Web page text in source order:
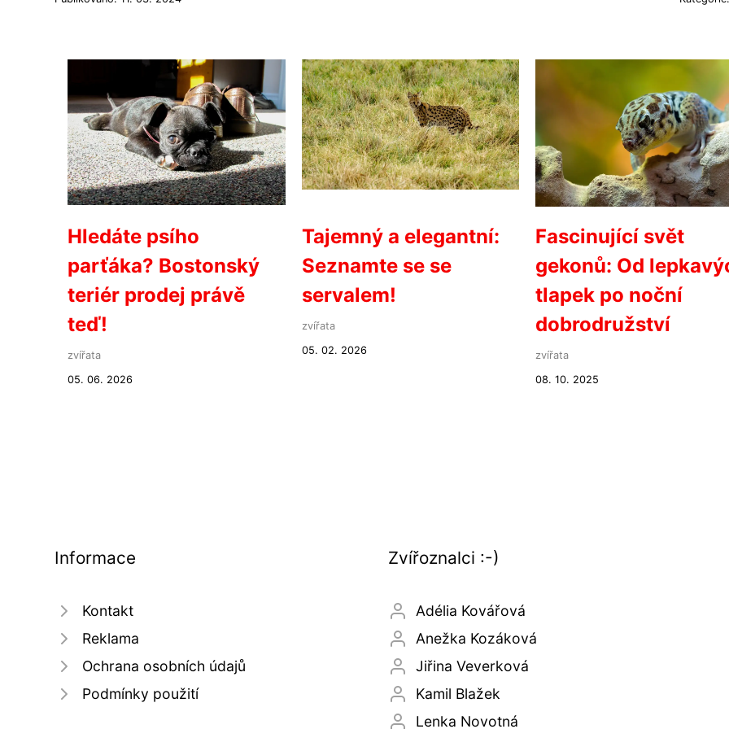
Hledáte psího
parťáka? Bostonský
teriér prodej právě
teď!
zvířata
05. 06. 2026
Tajemný a elegantní:
Seznamte se se
servalem!
zvířata
05. 02. 2026
Fascinující svět
gekonů: Od
tlapek po noční
dobrodružství
zvířata
08. 10. 2025
Informace
Kontakt
Reklama
Ochrana osobních údajů
Podmínky použití
Zvířoznalci :-)
Adélia Kovářová
Anežka Kozáková
Jiřina Veverková
Kamil Blažek
Lenka Novotná